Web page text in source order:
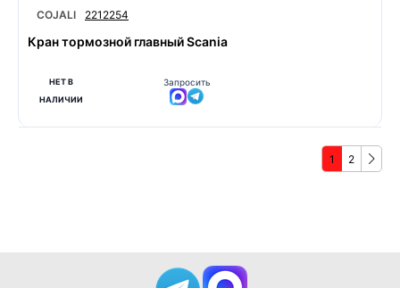
COJALI 2212254
Кран тормозной главный Scania
НЕТ В
НАЛИЧИИ
Запросить
1 2